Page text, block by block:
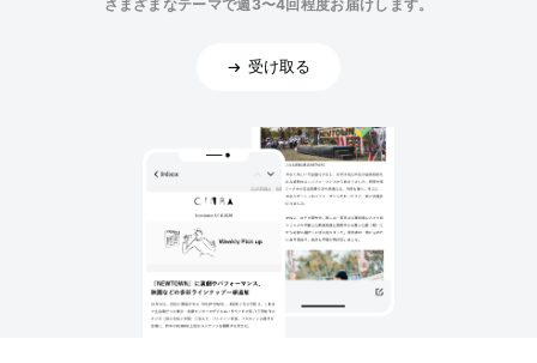
さまざまなテーマで週3〜4回程度お届けします。
受け取る